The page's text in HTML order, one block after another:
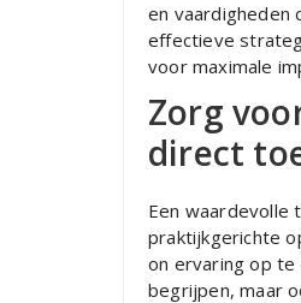
en vaardigheden
effectieve
voor maximale
Zorg
direct
Een waardevolle
praktijkgerichte
on ervaring op te
begrijpen, maar